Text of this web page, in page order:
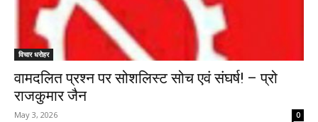
विचार धरोहर
वामदलित प्रश्न पर ‌सोशलिस्ट सोच एवं संघर्ष! – प्रो
राजकुमार जैन
May 3, 2026 0